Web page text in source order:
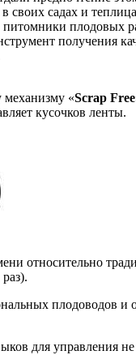
своих садах и
плодовых
получения
механизму «Scrap Free
кусочков ленты.
относительно
плодоводов и
для управления не